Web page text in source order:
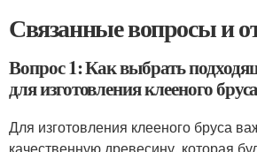
Связанные вопросы и
Вопрос 1: Как выбрать
для изготовления клееного
Для изготовления клееного бруса